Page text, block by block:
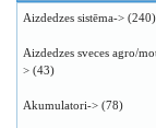
Aizdedzes sistēma-> (240)
Aizdedzes sveces agro/
> (43)
Akumulatori-> (78)